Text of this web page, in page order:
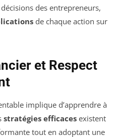
des entrepreneurs,
de chaque action sur
et Respect
implique d’apprendre à
stratégies efficaces existent
tout en adoptant une